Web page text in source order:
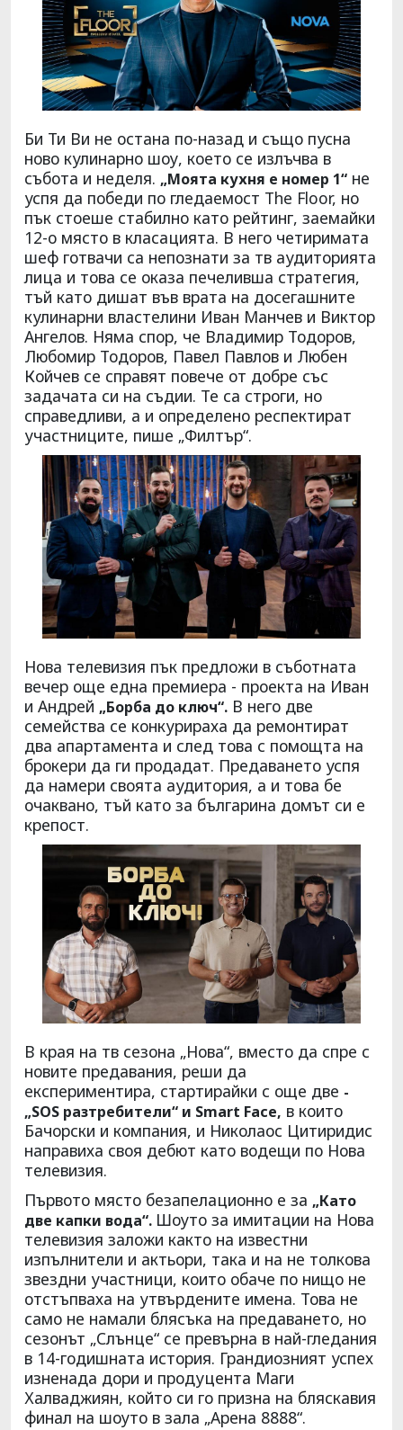
Би Ти Ви не остана по-назад и също пусна
ново кулинарно шоу, което се излъчва в
събота и неделя. „Моята кухня е номер 1“ не
успя да победи по гледаемост The Floor, но
пък стоеше стабилно като рейтинг, заемайки
12-о място в класацията. В него четиримата
шеф готвачи са непознати за тв аудиторията
лица и това се оказа печеливша стратегия,
тъй като дишат във врата на досегашните
кулинарни властелини Иван Манчев и Виктор
Ангелов. Няма спор, че Владимир Тодоров,
Любомир Тодоров, Павел Павлов и Любен
Койчев се справят повече от добре със
задачата си на съдии. Те са строги, но
справедливи, а и определено респектират
участниците, пише „Филтър“.
Нова телевизия пък предложи в съботната
вечер още една премиера - проекта на Иван
и Андрей „Борба до ключ“. В него две
семейства се конкурираха да ремонтират
два апартамента и след това с помощта на
брокери да ги продадат. Предаването успя
да намери своята аудитория, а и това бе
очаквано, тъй като за българина домът си е
крепост.
В края на тв сезона „Нова“, вместо да спре с
новите предавания, реши да
експериментира, стартирайки с още две -
„SOS разтребители“ и Smart Face, в които
Бачорски и компания, и Николаос Цитиридис
направиха своя дебют като водещи по Нова
телевизия.
Първото място безапелационно е за „Като
две капки вода“. Шоуто за имитации на Нова
телевизия заложи както на известни
изпълнители и актьори, така и на не толкова
звездни участници, които обаче по нищо не
отстъпваха на утвърдените имена. Това не
само не намали блясъка на предаването, но
сезонът „Слънце“ се превърна в най-гледания
в 14-годишната история. Грандиозният успех
изненада дори и продуцента Маги
Халваджиян, който си го призна на бляскавия
финал на шоуто в зала „Арена 8888“.